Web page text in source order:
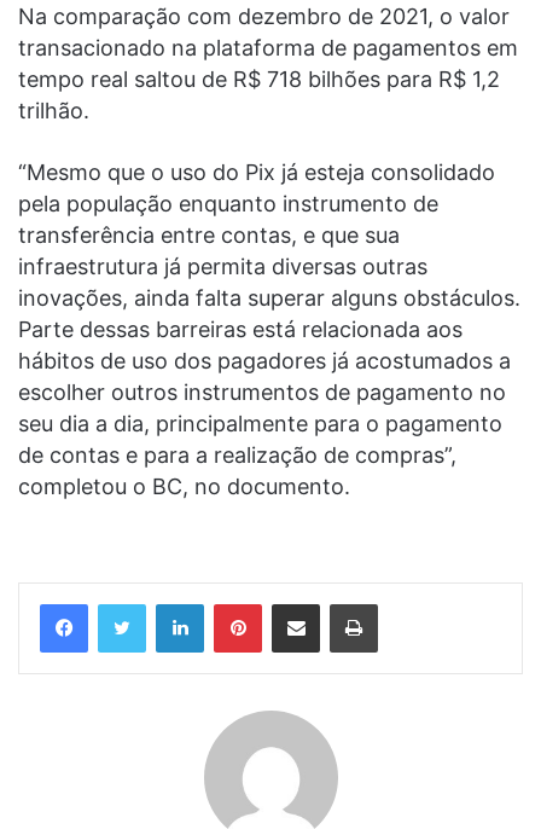
Na comparação com dezembro de 2021, o valor
transacionado na plataforma de pagamentos em
tempo real saltou de R$ 718 bilhões para R$ 1,2
trilhão.
“Mesmo que o uso do Pix já esteja consolidado
pela população enquanto instrumento de
transferência entre contas, e que sua
infraestrutura já permita diversas outras
inovações, ainda falta superar alguns obstáculos.
Parte dessas barreiras está relacionada aos
hábitos de uso dos pagadores já acostumados a
escolher outros instrumentos de pagamento no
seu dia a dia, principalmente para o pagamento
de contas e para a realização de compras”,
completou o BC, no documento.
LinkedinPinterestCompartilhar via e-mail Imprimir